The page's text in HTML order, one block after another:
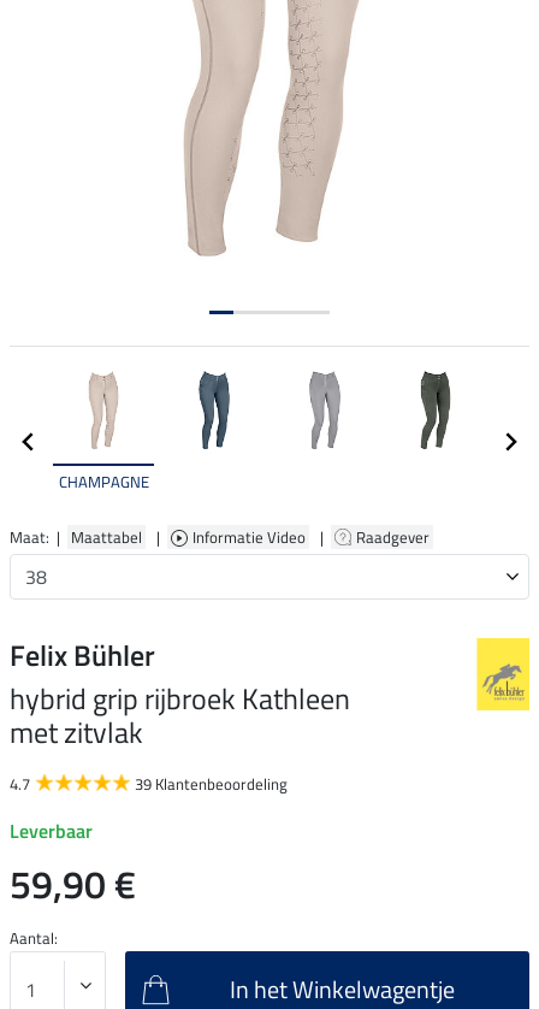
CHAMPAGNE
Maat: | Maattabel | Informatie Video | Raadgever
Felix Bühler
hybrid grip rijbroek Kathleen
met zitvlak
4.7 39 Klantenbeoordeling
Leverbaar
59,90 €
Aantal:
In het Winkelwagentje